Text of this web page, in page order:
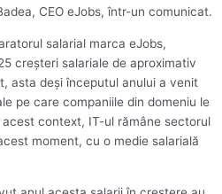
CEO eJobs, într-un comunicat.
salarial marca eJobs,
creşteri salariale de aproximativ
asta deşi începutul anului a venit
pe care companiile din domeniu le
context, IT-ul rămâne sectorul
moment, cu o medie salarială